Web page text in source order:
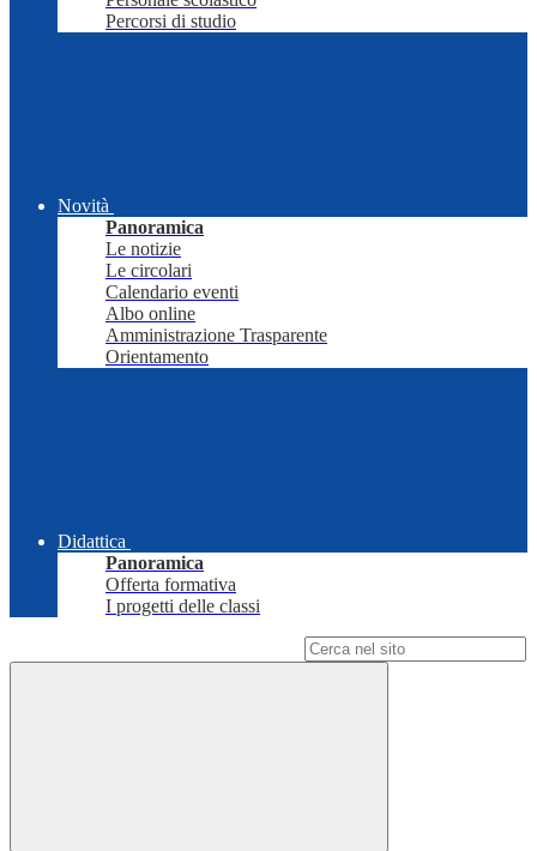
Percorsi di studio
Novità
Panoramica
Le notizie
Le circolari
Calendario eventi
Albo online
Amministrazione Trasparente
Orientamento
Didattica
Panoramica
Offerta formativa
I progetti delle classi